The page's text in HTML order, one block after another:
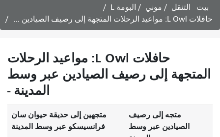
السفر
موني البومة L
حافلات L Owl: مواعيد الرحلات
إلى رصيف الصيادين عبر وسط
إلى رصيف
عبر وسط
متجهين إلى حديقة حيوان سان
فرانسيسكو عبر وسط المدينة